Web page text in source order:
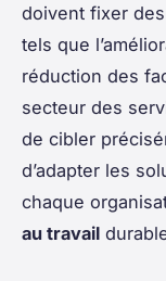
doivent fixer
tels que
réduction des
secteur des
de cibler
d’adapter les
chaque
au travail